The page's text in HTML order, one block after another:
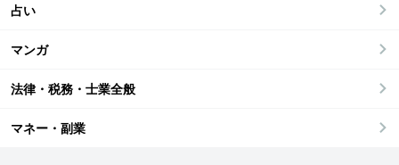
占い
マンガ
法律・税務・士業全般
マネー・副業